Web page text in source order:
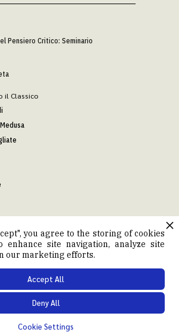
Pensiero Critico: Seminario
il Classico
you agree to the storing of cookies
enhance site navigation, analyze site
our marketing efforts.
Cookie Settings
Deny All
Accept All